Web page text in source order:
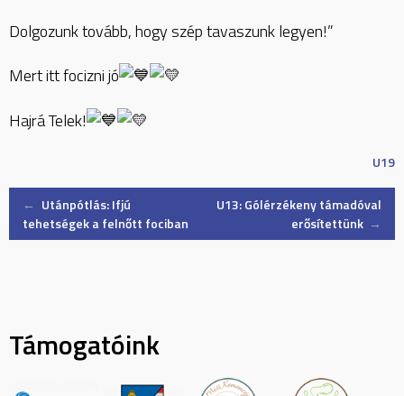
Dolgozunk tovább, hogy szép tavaszunk legyen!”
Mert itt focizni jó
Hajrá Telek!
U19
Post
← Utánpótlás: Ifjú
tehetségek a felnőtt fociban
U13: Gólérzékeny támadóval
erősítettünk →
Támogatóink